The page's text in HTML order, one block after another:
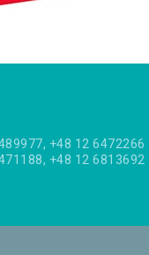
+48 12 6472266
+48 12 6813692